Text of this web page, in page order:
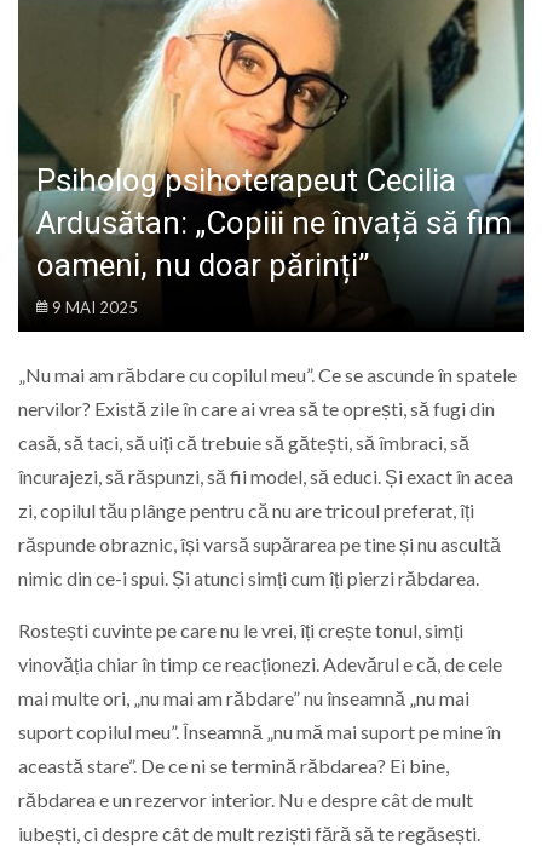
Psiholog psihoterapeut Cecilia
Ardusătan: „Copiii ne învață să fim
oameni, nu doar părinți”
9 MAI 2025
„Nu mai am răbdare cu copilul meu”. Ce se ascunde în spatele
nervilor? Există zile în care ai vrea să te oprești, să fugi din
casă, să taci, să uiți că trebuie să gătești, să îmbraci, să
încurajezi, să răspunzi, să fii model, să educi. Și exact în acea
zi, copilul tău plânge pentru că nu are tricoul preferat, îți
răspunde obraznic, își varsă supărarea pe tine și nu ascultă
nimic din ce-i spui. Și atunci simți cum îți pierzi răbdarea.
Rostești cuvinte pe care nu le vrei, îți crește tonul, simți
vinovăția chiar în timp ce reacționezi. Adevărul e că, de cele
mai multe ori, „nu mai am răbdare” nu înseamnă „nu mai
suport copilul meu”. Înseamnă „nu mă mai suport pe mine în
această stare”. De ce ni se termină răbdarea? Ei bine,
răbdarea e un rezervor interior. Nu e despre cât de mult
iubești, ci despre cât de mult reziști fără să te regăsești.